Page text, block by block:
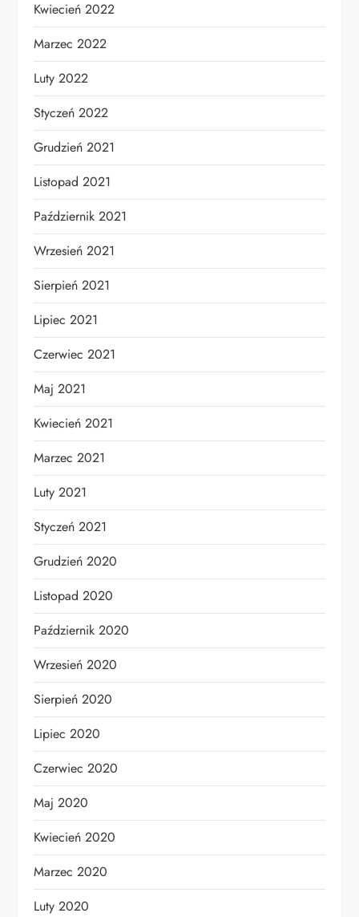
Kwiecień 2022
Marzec 2022
Luty 2022
Styczeń 2022
Grudzień 2021
Listopad 2021
Październik 2021
Wrzesień 2021
Sierpień 2021
Lipiec 2021
Czerwiec 2021
Maj 2021
Kwiecień 2021
Marzec 2021
Luty 2021
Styczeń 2021
Grudzień 2020
Listopad 2020
Październik 2020
Wrzesień 2020
Sierpień 2020
Lipiec 2020
Czerwiec 2020
Maj 2020
Kwiecień 2020
Marzec 2020
Luty 2020